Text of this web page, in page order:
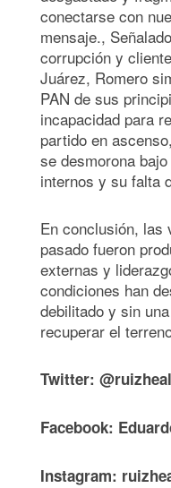
conectarse con
mensaje.,
corrupción y
Juárez, Romero
PAN de sus
incapacidad para
partido en
se desmorona
internos y su falta
En conclusión, las
pasado fueron
externas y
condiciones han
debilitado y sin
recuperar el
Twitter:
Facebook:
Instagram: